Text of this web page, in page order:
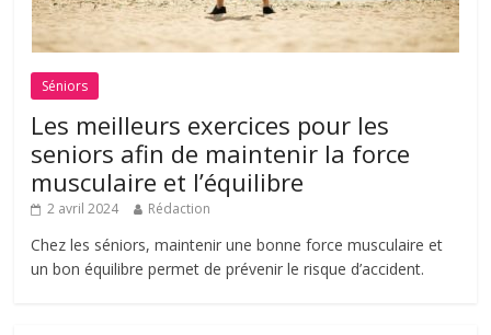
Séniors
Les meilleurs exercices pour les
seniors afin de maintenir la force
musculaire et l’équilibre
2 avril 2024 Rédaction
Chez les séniors, maintenir une bonne force musculaire et
un bon équilibre permet de prévenir le risque d’accident.